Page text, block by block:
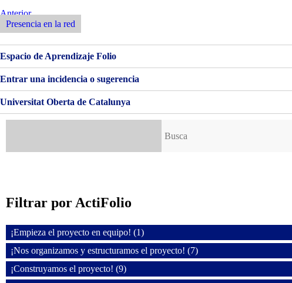
RED
Navegación
de
entradas
Entrada
Anterior
Anterior
Presencia en la red
Espacio de Aprendizaje Folio
Entrar una incidencia o sugerencia
Universitat Oberta de Catalunya
Filtrar por ActiFolio
¡Empieza el proyecto en equipo! (1)
¡Nos organizamos y estructuramos el proyecto! (7)
¡Construyamos el proyecto! (9)